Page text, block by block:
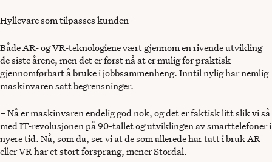
Hyllevare som tilpasses kunden
Både AR- og VR-teknologiene vært gjennom en rivende utvikling
de siste årene, men det er først nå at er mulig for praktisk
gjennomførbart å bruke i jobbsammenheng. Inntil nylig har nemlig
maskinvaren satt begrensninger.
– Nå er maskinvaren endelig god nok, og det er faktisk litt slik vi så
med IT-revolusjonen på 90-tallet og utviklingen av smarttelefoner i
nyere tid. Nå, som da, ser vi at de som allerede har tatt i bruk AR
eller VR har et stort forsprang, mener Stordal.